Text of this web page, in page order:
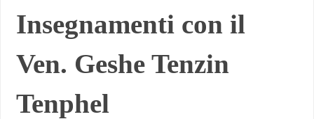
Insegnamenti con il
Ven. Geshe Tenzin
Tenphel